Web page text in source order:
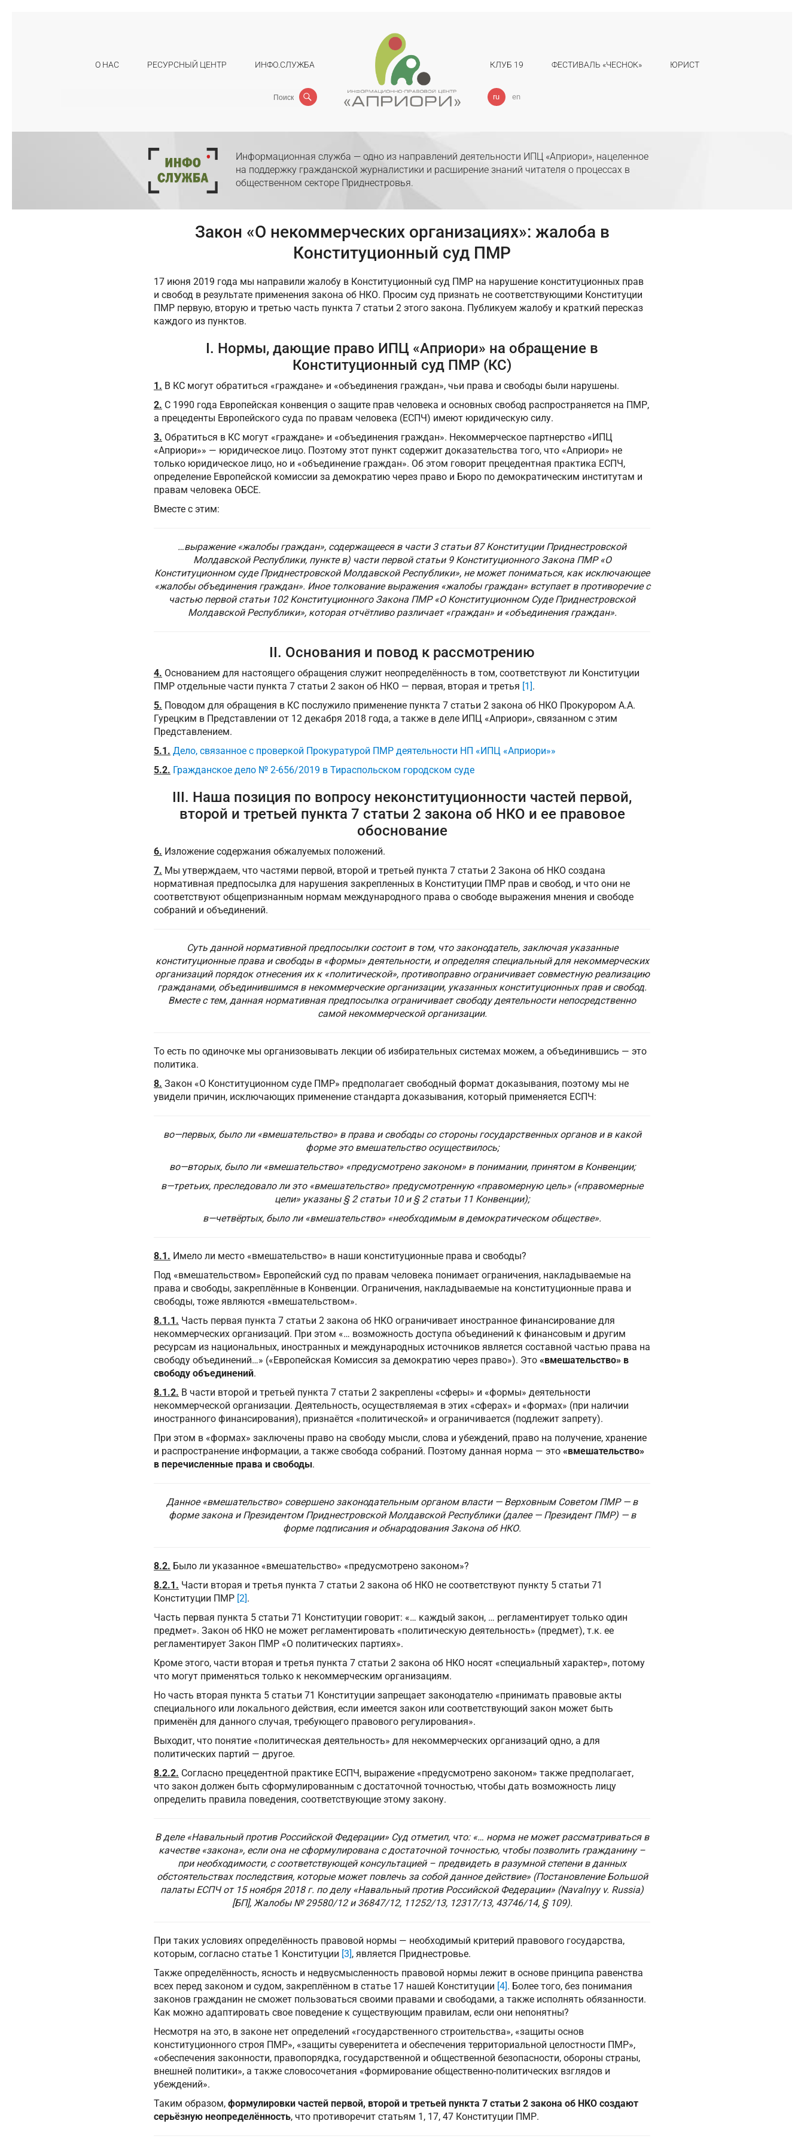
О НАС РЕСУРСНЫЙ ЦЕНТР ИНФО.СЛУЖБА
Поиск
КЛУБ 19 ФЕСТИВАЛЬ «ЧЕСНОК» ЮРИСТ
ru en
Информационная служба — одно из направлений деятельности ИПЦ «Априори», нацеленное
на поддержку гражданской журналистики и расширение знаний читателя о процессах в
общественном секторе Приднестровья.
Закон «О некоммерческих организациях»: жалоба в
Конституционный суд ПМР
17 июня 2019 года мы направили жалобу в Конституционный суд ПМР на нарушение конституционных прав
и свобод в результате применения закона об НКО. Просим суд признать не соответствующими Конституции
ПМР первую, вторую и третью часть пункта 7 статьи 2 этого закона. Публикуем жалобу и краткий пересказ
каждого из пунктов.
I. Нормы, дающие право ИПЦ «Априори» на обращение в
Конституционный суд ПМР (КС)
1. В КС могут обратиться «граждане» и «объединения граждан», чьи права и свободы были нарушены.
2. С 1990 года Европейская конвенция о защите прав человека и основных свобод распространяется на ПМР,
а прецеденты Европейского суда по правам человека (ЕСПЧ) имеют юридическую силу.
3. Обратиться в КС могут «граждане» и «объединения граждан». Некоммерческое партнерство «ИПЦ
«Априори»» — юридическое лицо. Поэтому этот пункт содержит доказательства того, что «Априори» не
только юридическое лицо, но и «объединение граждан». Об этом говорит прецедентная практика ЕСПЧ,
определение Европейской комиссии за демократию через право и Бюро по демократическим институтам и
правам человека ОБСЕ.
Вместе с этим:
…выражение «жалобы граждан», содержащееся в части 3 статьи 87 Конституции Приднестровской
Молдавской Республики, пункте в) части первой статьи 9 Конституционного Закона ПМР «О
Конституционном суде Приднестровской Молдавской Республики», не может пониматься, как исключающее
«жалобы объединения граждан». Иное толкование выражения «жалобы граждан» вступает в противоречие с
частью первой статьи 102 Конституционного Закона ПМР «О Конституционном Суде Приднестровской
Молдавской Республики», которая отчётливо различает «граждан» и «объединения граждан».
II. Основания и повод к рассмотрению
4. Основанием для настоящего обращения служит неопределённость в том, соответствуют ли Конституции
ПМР отдельные части пункта 7 статьи 2 закон об НКО — первая, вторая и третья [1].
5. Поводом для обращения в КС послужило применение пункта 7 статьи 2 закона об НКО Прокурором А.А.
Гурецким в Представлении от 12 декабря 2018 года, а также в деле ИПЦ «Априори», связанном с этим
Представлением.
5.1. Дело, связанное с проверкой Прокуратурой ПМР деятельности НП «ИПЦ «Априори»»
5.2. Гражданское дело № 2-656/2019 в Тираспольском городском суде
III. Наша позиция по вопросу неконституционности частей первой,
второй и третьей пункта 7 статьи 2 закона об НКО и ее правовое
обоснование
6. Изложение содержания обжалуемых положений.
7. Мы утверждаем, что частями первой, второй и третьей пункта 7 статьи 2 Закона об НКО создана
нормативная предпосылка для нарушения закрепленных в Конституции ПМР прав и свобод, и что они не
соответствуют общепризнанным нормам международного права о свободе выражения мнения и свободе
собраний и объединений.
Суть данной нормативной предпосылки состоит в том, что законодатель, заключая указанные
конституционные права и свободы в «формы» деятельности, и определяя специальный для некоммерческих
организаций порядок отнесения их к «политической», противоправно ограничивает совместную реализацию
гражданами, объединившимся в некоммерческие организации, указанных конституционных прав и свобод.
Вместе с тем, данная нормативная предпосылка ограничивает свободу деятельности непосредственно
самой некоммерческой организации.
То есть по одиночке мы организовывать лекции об избирательных системах можем, а объединившись — это
политика.
8. Закон «О Конституционном суде ПМР» предполагает свободный формат доказывания, поэтому мы не
увидели причин, исключающих применение стандарта доказывания, который применяется ЕСПЧ:
во—первых, было ли «вмешательство» в права и свободы со стороны государственных органов и в какой
форме это вмешательство осуществилось;
во—вторых, было ли «вмешательство» «предусмотрено законом» в понимании, принятом в Конвенции;
в—третьих, преследовало ли это «вмешательство» предусмотренную «правомерную цель» («правомерные
цели» указаны § 2 статьи 10 и § 2 статьи 11 Конвенции);
в—четвёртых, было ли «вмешательство» «необходимым в демократическом обществе».
8.1. Имело ли место «вмешательство» в наши конституционные права и свободы?
Под «вмешательством» Европейский суд по правам человека понимает ограничения, накладываемые на
права и свободы, закреплённые в Конвенции. Ограничения, накладываемые на конституционные права и
свободы, тоже являются «вмешательством».
8.1.1. Часть первая пункта 7 статьи 2 закона об НКО ограничивает иностранное финансирование для
некоммерческих организаций. При этом «… возможность доступа объединений к финансовым и другим
ресурсам из национальных, иностранных и международных источников является составной частью права на
свободу объединений…» («Европейская Комиссия за демократию через право»). Это «вмешательство» в
свободу объединений.
8.1.2. В части второй и третьей пункта 7 статьи 2 закреплены «сферы» и «формы» деятельности
некоммерческой организации. Деятельность, осуществляемая в этих «сферах» и «формах» (при наличии
иностранного финансирования), признаётся «политической» и ограничивается (подлежит запрету).
При этом в «формах» заключены право на свободу мысли, слова и убеждений, право на получение, хранение
и распространение информации, а также свобода собраний. Поэтому данная норма — это «вмешательство»
в перечисленные права и свободы.
Данное «вмешательство» совершено законодательным органом власти — Верховным Советом ПМР — в
форме закона и Президентом Приднестровской Молдавской Республики (далее — Президент ПМР) — в
форме подписания и обнародования Закона об НКО.
8.2. Было ли указанное «вмешательство» «предусмотрено законом»?
8.2.1. Части вторая и третья пункта 7 статьи 2 закона об НКО не соответствуют пункту 5 статьи 71
Конституции ПМР [2].
Часть первая пункта 5 статьи 71 Конституции говорит: «… каждый закон, … регламентирует только один
предмет». Закон об НКО не может регламентировать «политическую деятельность» (предмет), т.к. ее
регламентирует Закон ПМР «О политических партиях».
Кроме этого, части вторая и третья пункта 7 статьи 2 закона об НКО носят «специальный характер», потому
что могут применяться только к некоммерческим организациям.
Но часть вторая пункта 5 статьи 71 Конституции запрещает законодателю «принимать правовые акты
специального или локального действия, если имеется закон или соответствующий закон может быть
применён для данного случая, требующего правового регулирования».
Выходит, что понятие «политическая деятельность» для некоммерческих организаций одно, а для
политических партий — другое.
8.2.2. Согласно прецедентной практике ЕСПЧ, выражение «предусмотрено законом» также предполагает,
что закон должен быть сформулированным с достаточной точностью, чтобы дать возможность лицу
определить правила поведения, соответствующие этому закону.
В деле «Навальный против Российской Федерации» Суд отметил, что: «… норма не может рассматриваться в
качестве «закона», если она не сформулирована с достаточной точностью, чтобы позволить гражданину –
при необходимости, с соответствующей консультацией – предвидеть в разумной степени в данных
обстоятельствах последствия, которые может повлечь за собой данное действие» (Постановление Большой
палаты ЕСПЧ от 15 ноября 2018 г. по делу «Навальный против Российской Федерации» (Navalnyyv. Russia)
[БП], Жалобы № 29580/12 и 36847/12, 11252/13, 12317/13, 43746/14, § 109).
При таких условиях определённость правовой нормы — необходимый критерий правового государства,
которым, согласно статье 1 Конституции [3], является Приднестровье.
Также определённость, ясность и недвусмысленность правовой нормы лежит в основе принципа равенства
всех перед законом и судом, закреплённом в статье 17 нашей Конституции [4]. Более того, без понимания
законов гражданин не сможет пользоваться своими правами и свободами, а также исполнять обязанности.
Как можно адаптировать свое поведение к существующим правилам, если они непонятны?
Несмотря на это, в законе нет определений «государственного строительства», «защиты основ
конституционного строя ПМР», «защиты суверенитета и обеспечения территориальной целостности ПМР»,
«обеспечения законности, правопорядка, государственной и общественной безопасности, обороны страны,
внешней политики», а также словосочетания «формирование общественно-политических взглядов и
убеждений».
Таким образом, формулировки частей первой, второй и третьей пункта 7 статьи 2 закона об НКО создают
серьёзную неопределённость, что противоречит статьям 1, 17, 47 Конституции ПМР.